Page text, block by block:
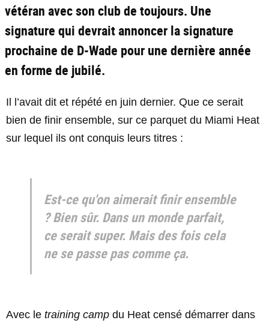
vétéran avec son club de toujours. Une
signature qui devrait annoncer la signature
prochaine de D-Wade pour une dernière année
en forme de jubilé.
Il l’avait dit et répété en juin dernier. Que ce serait
bien de finir ensemble, sur ce parquet du Miami Heat
sur lequel ils ont conquis leurs titres :
Est-ce qu'on aimerait finir ensemble
? Bien sûr. Dans un monde parfait,
ce serait super. Mais des fois cela
ne se passe pas comme ça.
Avec le training camp du Heat censé démarrer dans